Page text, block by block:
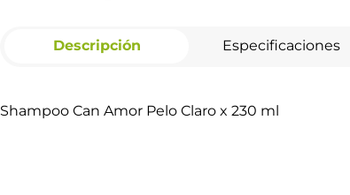
Descripción Especificaciones
Shampoo Can Amor Pelo Claro x 230 ml